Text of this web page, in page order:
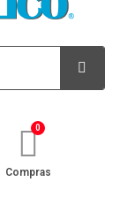
Compras